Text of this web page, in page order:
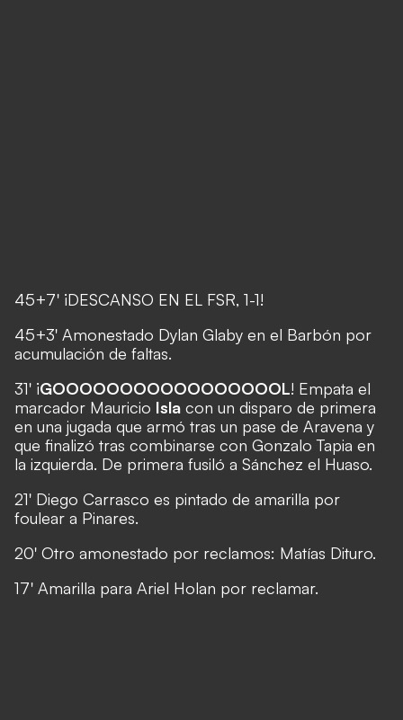
45+7' ¡DESCANSO EN EL FSR, 1-1!
45+3' Amonestado Dylan Glaby en el Barbón por
acumulación de faltas.
31' ¡GOOOOOOOOOOOOOOOOOL! Empata el
marcador Mauricio Isla con un disparo de primera
en una jugada que armó tras un pase de Aravena y
que finalizó tras combinarse con Gonzalo Tapia en
la izquierda. De primera fusiló a Sánchez el Huaso.
21' Diego Carrasco es pintado de amarilla por
foulear a Pinares.
20' Otro amonestado por reclamos: Matías Dituro.
17' Amarilla para Ariel Holan por reclamar.